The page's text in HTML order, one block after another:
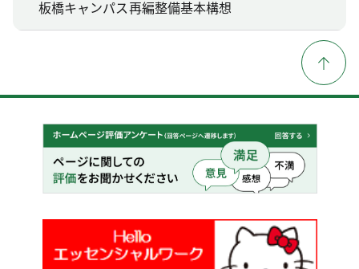
板橋キャンパス再編整備基本構想